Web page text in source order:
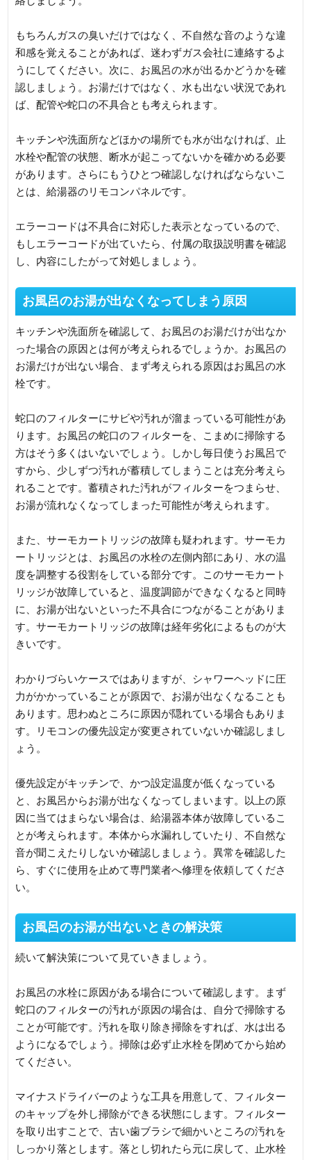
もちろんガスの臭いだけではなく、不自然な音のような違
和感を覚えることがあれば、迷わずガス会社に連絡するよ
うにしてください。次に、お風呂の水が出るかどうかを確
認しましょう。お湯だけではなく、水も出ない状況であれ
ば、配管や蛇口の不具合とも考えられます。
キッチンや洗面所などほかの場所でも水が出なければ、止
水栓や配管の状態、断水が起こってないかを確かめる必要
があります。さらにもうひとつ確認しなければならないこ
とは、給湯器のリモコンパネルです。
エラーコードは不具合に対応した表示となっているので、
もしエラーコードが出ていたら、付属の取扱説明書を確認
し、内容にしたがって対処しましょう。
お風呂のお湯が出なくなってしまう原因
キッチンや洗面所を確認して、お風呂のお湯だけが出なか
った場合の原因とは何が考えられるでしょうか。お風呂の
お湯だけが出ない場合、まず考えられる原因はお風呂の水
栓です。
蛇口のフィルターにサビや汚れが溜まっている可能性があ
ります。お風呂の蛇口のフィルターを、こまめに掃除する
方はそう多くはいないでしょう。しかし毎日使うお風呂で
すから、少しずつ汚れが蓄積してしまうことは充分考えら
れることです。蓄積された汚れがフィルターをつまらせ、
お湯が流れなくなってしまった可能性が考えられます。
また、サーモカートリッジの故障も疑われます。サーモカ
ートリッジとは、お風呂の水栓の左側内部にあり、水の温
度を調整する役割をしている部分です。このサーモカート
リッジが故障していると、温度調節ができなくなると同時
に、お湯が出ないといった不具合につながることがありま
す。サーモカートリッジの故障は経年劣化によるものが大
きいです。
わかりづらいケースではありますが、シャワーヘッドに圧
力がかかっていることが原因で、お湯が出なくなることも
あります。思わぬところに原因が隠れている場合もありま
す。リモコンの優先設定が変更されていないか確認しまし
ょう。
優先設定がキッチンで、かつ設定温度が低くなっている
と、お風呂からお湯が出なくなってしまいます。以上の原
因に当てはまらない場合は、給湯器本体が故障しているこ
とが考えられます。本体から水漏れしていたり、不自然な
音が聞こえたりしないか確認しましょう。異常を確認した
ら、すぐに使用を止めて専門業者へ修理を依頼してくださ
い。
お風呂のお湯が出ないときの解決策
続いて解決策について見ていきましょう。
お風呂の水栓に原因がある場合について確認します。まず
蛇口のフィルターの汚れが原因の場合は、自分で掃除する
ことが可能です。汚れを取り除き掃除をすれば、水は出る
ようになるでしょう。掃除は必ず止水栓を閉めてから始め
てください。
マイナスドライバーのような工具を用意して、フィルター
のキャップを外し掃除ができる状態にします。フィルター
を取り出すことで、古い歯ブラシで細かいところの汚れを
しっかり落とします。落とし切れたら元に戻して、止水栓